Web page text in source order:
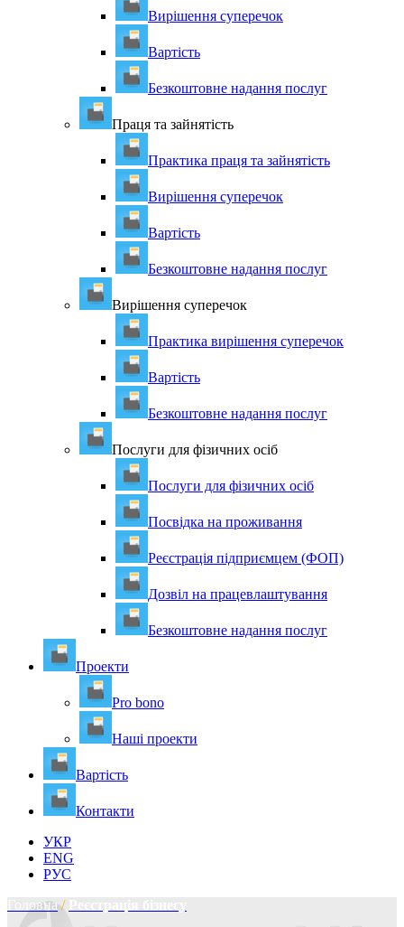
Вирішення суперечок
Вартість
Безкоштовне надання послуг
Праця та зайнятість
Практика праця та зайнятість
Вирішення суперечок
Вартість
Безкоштовне надання послуг
Вирішення суперечок
Практика вирішення суперечок
Вартість
Безкоштовне надання послуг
Послуги для фізичних осіб
Послуги для фізичних осіб
Посвідка на проживання
Реєстрація підприємцем (ФОП)
Дозвіл на працевлаштування
Безкоштовне надання послуг
Проекти
Pro bono
Наші проекти
Вартість
Контакти
УКР
ENG
РУС
Головна /